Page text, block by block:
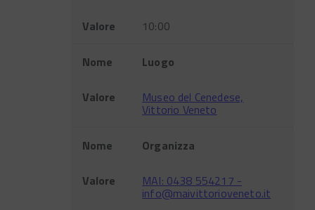
Valore 10:00
Nome Luogo
Valore Museo del Cenedese,
Vittorio Veneto
Nome Organizza
Valore MAI: 0438 554217 -
info@maivittorioveneto.it